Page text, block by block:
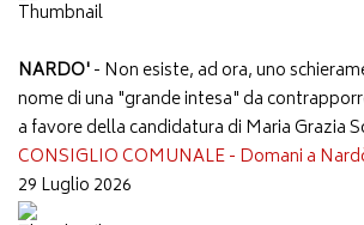
NARDO'- Non esiste, ad ora, uno
nome di una "grande intesa" da
a favore della candidatura di Maria Grazia
CONSIGLIO COMUNALE - Domani a
29 Luglio 2026